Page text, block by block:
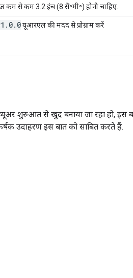
कम से कम 3.2 इंच (8 सें॰मी॰) होनी चाहिए.
. 0. 0यूआरएल की मदद से प्रोग्राम करें
शुरुआत से खुद बनाया जा रहा हो, इस
उदाहरण इस बात को साबित करते हैं.